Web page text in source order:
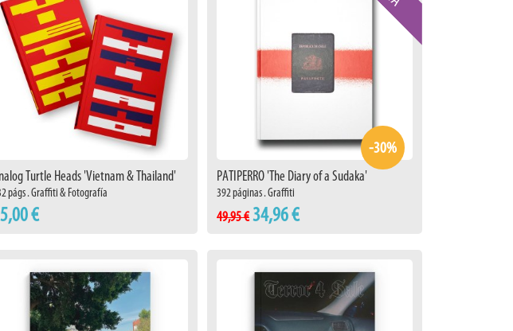
Turtle Heads 'Vietnam & Thailand'
págs . Graffiti & Fotografía
€
-30%
PATIPERRO 'The Diary of a Sudaka'
392 páginas . Graffiti
49,95 € 34,96 €